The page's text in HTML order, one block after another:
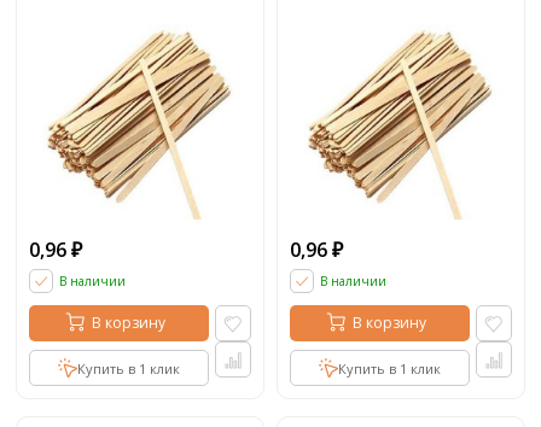
0,96 ₽
В наличии
В корзину
Купить в 1 клик
0,96 ₽
В наличии
В корзину
Купить в 1 клик